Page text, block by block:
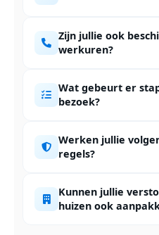
Zijn jullie ook
werkuren?
Wat gebeurt er
bezoek?
Werken jullie
regels?
Kunnen jullie
huizen ook